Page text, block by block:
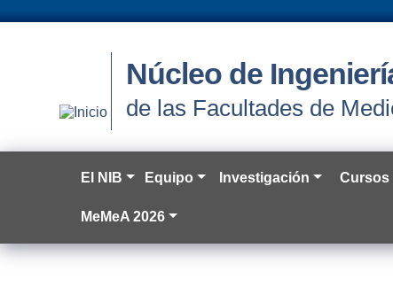
Núcleo de
de las Facultades de
El NIB Equipo Investigación Cursos
MeMeA 2026